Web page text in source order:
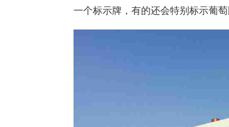
一个标示牌，有的还会特别标示葡萄